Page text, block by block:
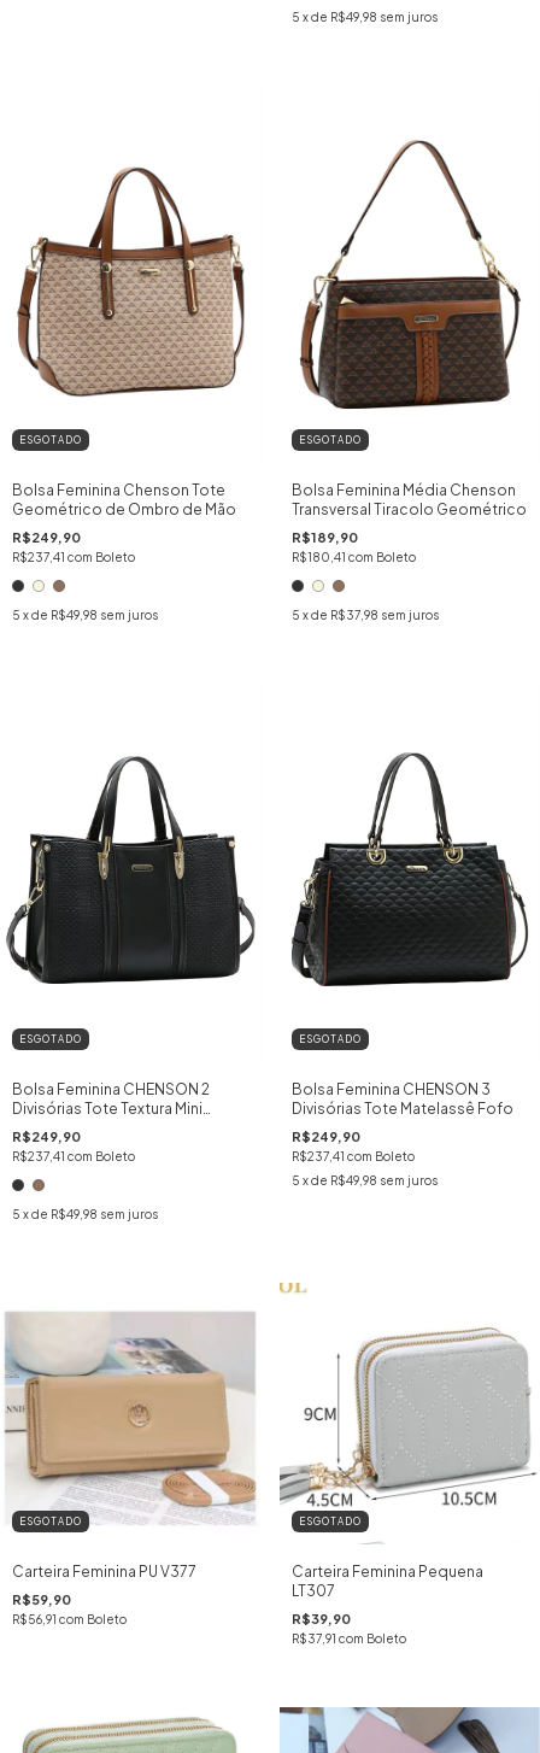
5 x de R$49,98 sem juros
ESGOTADO
Bolsa Feminina Chenson Tote
Geométrico de Ombro de Mão
R$249,90
R$237,41 com Boleto
5 x de R$49,98 sem juros
ESGOTADO
Bolsa Feminina Média Chenson
Transversal Tiracolo Geométrico
R$189,90
R$180,41 com Boleto
5 x de R$37,98 sem juros
ESGOTADO
Bolsa Feminina CHENSON 2
Divisórias Tote Textura Mini
Tressê
R$249,90
R$237,41 com Boleto
5 x de R$49,98 sem juros
ESGOTADO
Bolsa Feminina CHENSON 3
Divisórias Tote Matelassê Fofo
R$249,90
R$237,41 com Boleto
5 x de R$49,98 sem juros
ESGOTADO
Carteira Feminina PU V377
R$59,90
R$56,91 com Boleto
ESGOTADO
Carteira Feminina Pequena
LT307
R$39,90
R$37,91 com Boleto